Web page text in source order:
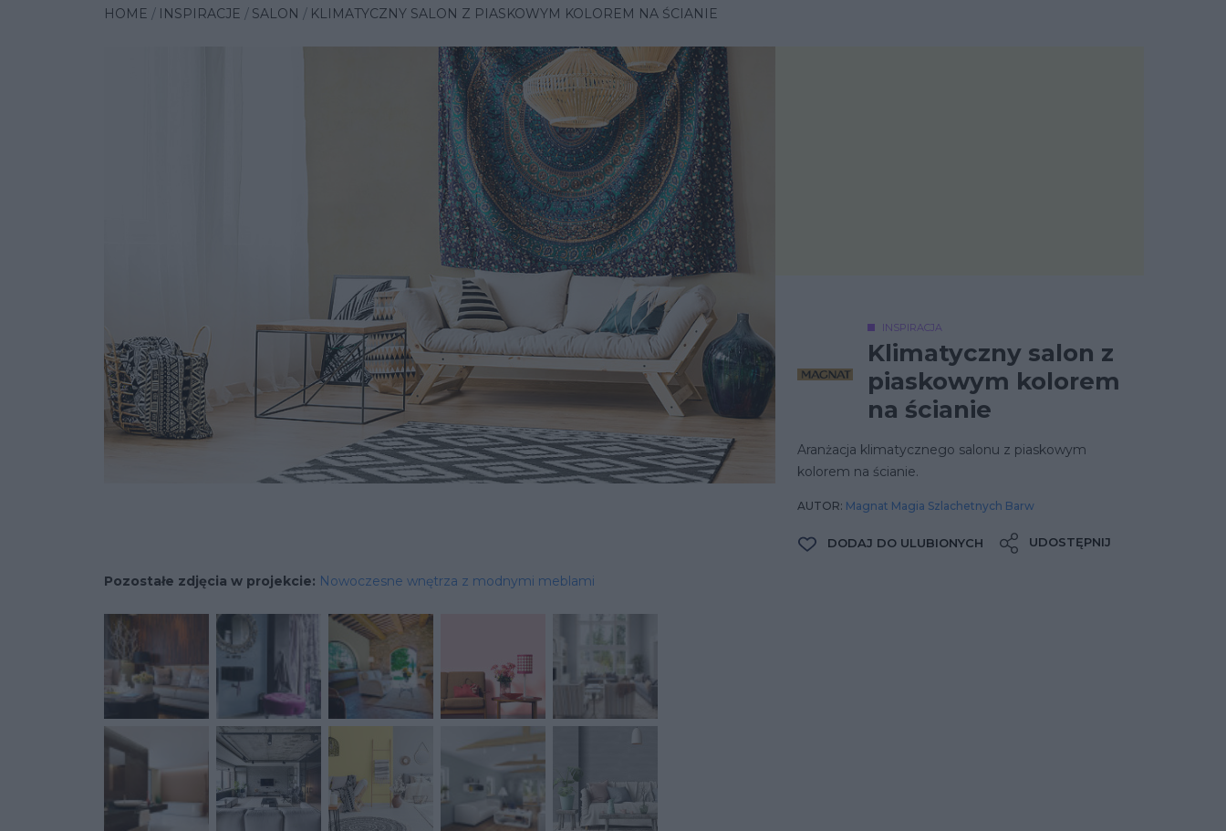
HOME INSPIRACJE SALON KLIMATYCZNY SALON Z PIASKOWYM KOLOREM NA ŚCIANIE
INSPIRACJA
Klimatyczny salon z
piaskowym kolorem
na ścianie
Aranżacja klimatycznego salonu z piaskowym
kolorem na ścianie.
AUTOR: Magnat Magia Szlachetnych Barw
DODAJ DO ULUBIONYCH UDOSTĘPNIJ
Pozostałe zdjęcia w projekcie: Nowoczesne wnętrza z modnymi meblami